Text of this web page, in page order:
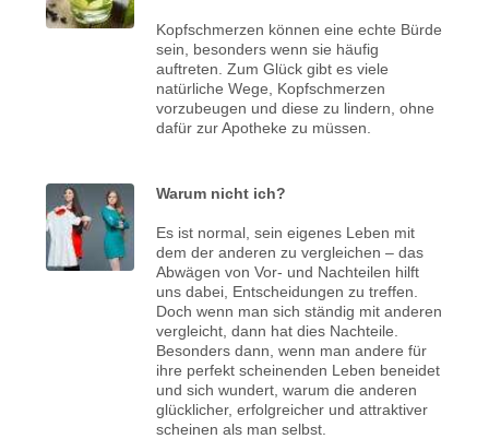
Kopfschmerzen können eine echte Bürde
sein, besonders wenn sie häufig
auftreten. Zum Glück gibt es viele
natürliche Wege, Kopfschmerzen
vorzubeugen und diese zu lindern, ohne
dafür zur Apotheke zu müssen.
Warum nicht ich?
Es ist normal, sein eigenes Leben mit
dem der anderen zu vergleichen – das
Abwägen von Vor- und Nachteilen hilft
uns dabei, Entscheidungen zu treffen.
Doch wenn man sich ständig mit anderen
vergleicht, dann hat dies Nachteile.
Besonders dann, wenn man andere für
ihre perfekt scheinenden Leben beneidet
und sich wundert, warum die anderen
glücklicher, erfolgreicher und attraktiver
scheinen als man selbst.